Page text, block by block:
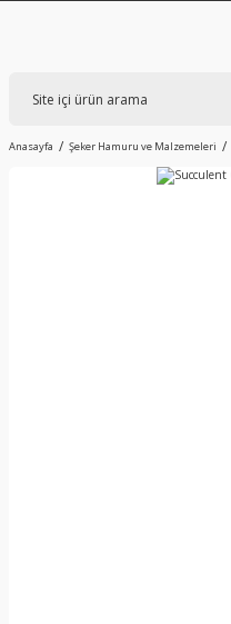
Anasayfa Şeker Hamuru ve Malzemeleri